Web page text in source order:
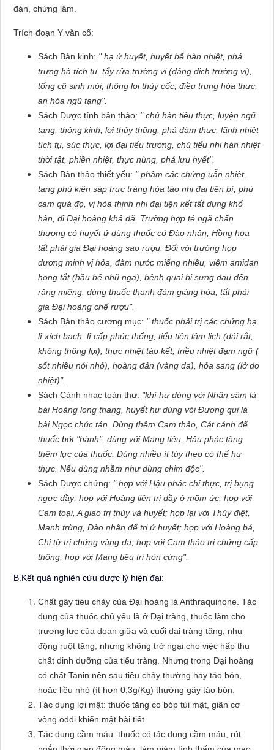
đản, chứng lâm.
Trích đoạn Y văn cổ:
Sách Bản kinh: " hạ ứ huyết, huyết bế hàn nhiệt, phá
trưng hà tích tụ, tẩy rửa trường vị (đảng dịch trường vị),
tống cũ sinh mới, thông lợi thủy cốc, điều trung hóa thực,
an hòa ngũ tạng".
Sách Dược tính bản thảo: " chủ hàn tiêu thực, luyện ngũ
tạng, thông kinh, lợi thủy thũng, phá đàm thực, lãnh nhiệt
tích tụ, súc thực, lợi đại tiểu trường, chủ tiểu nhi hàn nhiệt
thời tật, phiền nhiệt, thực nùng, phá lưu hyết".
Sách Bản thảo thiết yếu: " phàm các chứng uẫn nhiệt,
tạng phủ kiên sáp trực tràng hỏa táo nhi đại tiện bí, phù
cam quá đọ, vị hỏa thịnh nhi đại tiện kết tất dụng khổ
hàn, dĩ Đại hoàng khả dã. Trường hợp té ngã chấn
thương có huyết ứ dùng thuốc có Đào nhân, Hồng hoa
tất phải gia Đại hoàng sao rượu. Đối với trường hợp
dương minh vị hỏa, đàm nước miếng nhiều, viêm amidan
họng tắt (hầu bế nhũ nga), bệnh quai bị sưng đau đến
răng miệng, dùng thuốc thanh đàm giáng hỏa, tất phải
gia Đại hoàng chế rượu".
Sách Bản thảo cương mục: " thuốc phải trị các chứng hạ
lî xích bạch, lî cấp phúc thống, tiểu tiện lâm lịch (đái rắt,
không thông lợi), thực nhiệt táo kết, triều nhiệt đạm ngữ (
sốt nhiều nói nhỏ), hoàng đản (vàng da), hỏa sang (lở do
nhiệt)".
Sách Cảnh nhạc toàn thư: "khí hư dùng với Nhân sâm là
bài Hoàng long thang, huyết hư dùng với Đương qui là
bài Ngọc chúc tán. Dùng thêm Cam thảo, Cát cánh để
thuốc bớt "hành", dùng với Mang tiêu, Hậu phác tăng
thêm lực của thuốc. Dùng nhiều ít tùy theo có thể hư
thực. Nếu dùng nhầm như dùng chim độc".
Sách Dược chứng: " hợp với Hậu phác chỉ thực, trị bụng
ngực đầy; hợp với Hoàng liên trị đầy ở mõm ức; hợp với
Cam toại, A giao trị thủy và huyết; hợp lại với Thủy điệt,
Manh trùng, Đào nhân để trị ứ huyết; hợp với Hoàng bá,
Chi tử trị chứng vàng da; hợp với Cam thảo trị chứng cấp
thông; hợp với Mang tiêu trị hòn cứng".
B.Kết quả nghiên cứu dược lý hiện đại:
Chất gây tiêu chảy của Đại hoàng là Anthraquinone. Tác
dụng của thuốc chủ yếu là ở Đại tràng, thuốc làm cho
trương lực của đoạn giữa và cuối đại tràng tăng, nhu
động ruột tăng, nhưng không trở ngại cho việc hấp thu
chất dinh dưỡng của tiểu tràng. Nhưng trong Đại hoàng
có chất Tanin nên sau tiêu chảy thường hay táo bón,
hoặc liều nhỏ (ít hơn 0,3g/Kg) thường gây táo bón.
Tác dụng lợi mật: thuốc tăng co bóp túi mật, giãn cơ
vòng oddi khiến mật bài tiết.
Tác dụng cầm máu: thuốc có tác dụng cầm máu, rút